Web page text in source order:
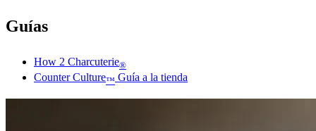
Guías
How 2 Charcuterie®
Counter Culture™ Guía a la tienda